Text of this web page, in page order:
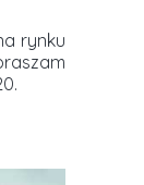
rynku